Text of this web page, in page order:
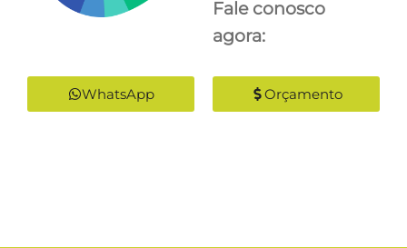
Fale conosco
agora:
WhatsApp Orçamento